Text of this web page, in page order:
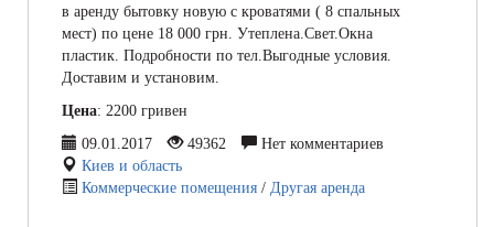
в аренду бытовку новую с кроватями ( 8 спальных
мест) по цене 18 000 грн. Утеплена.Свет.Окна
пластик. Подробности по тел.Выгодные условия.
Доставим и установим.
Цена: 2200 гривен
09.01.2017
49362
Нет комментариев
Киев и область
Коммерческие помещения / Другая аренда